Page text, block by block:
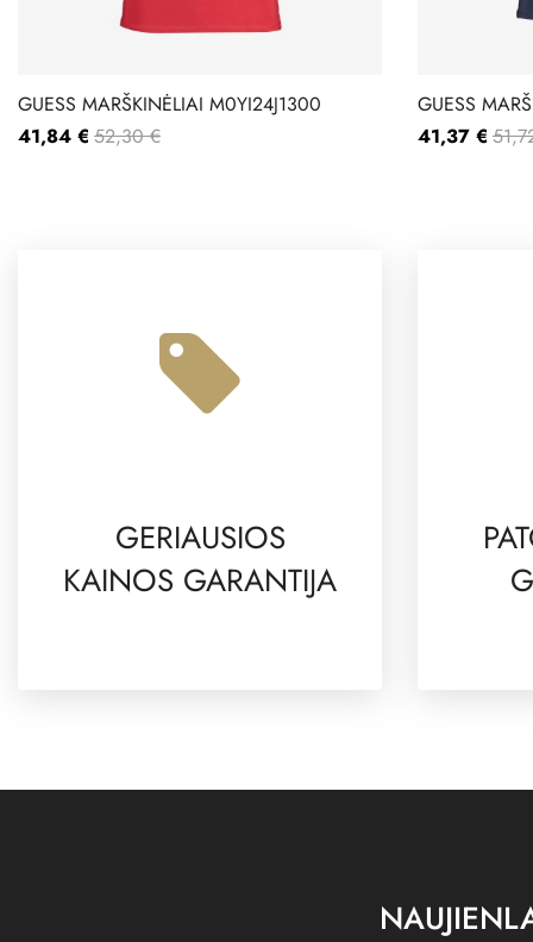
GUESS MARŠKINĖLIAI M0YI24J1300
41,84 € 52,30 €
GUESS
41,37 €
GERIAUSIOS
KAINOS GARANTIJA